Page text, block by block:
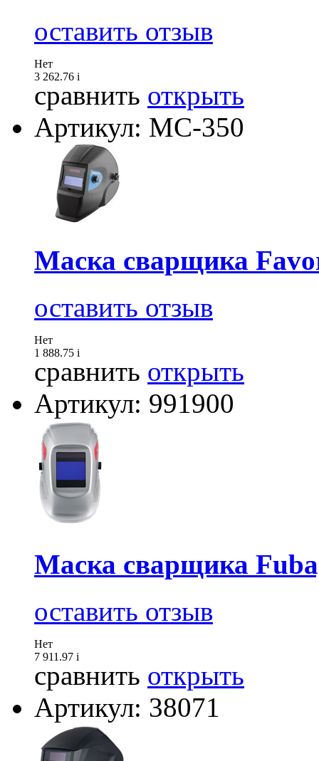
оставить отзыв
Нет
3 262.76 i
сравнить открыть
Артикул: МС-350
Маска сварщика
оставить отзыв
Нет
1 888.75 i
сравнить открыть
Артикул: 991900
Маска сварщика
оставить отзыв
Нет
7 911.97 i
сравнить открыть
Артикул: 38071